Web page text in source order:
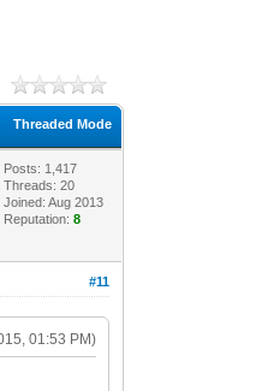
Threaded Mode
Posts: 1,417
Threads: 20
Joined: Aug 2013
Reputation:8
#11
01:53 PM)